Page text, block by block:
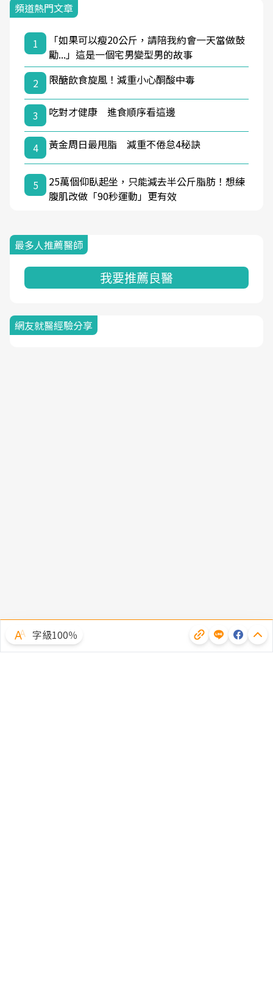
頻道熱門文章
1
「如果可以瘦20公斤，請陪我約會一天當做鼓
勵...」這是一個宅男變型男的故事
2
限醣飲食旋風！減重小心酮酸中毒
3 吃對才健康 進食順序看這邊
4 黃金周日最甩脂 減重不倦怠4秘訣
5
25萬個仰臥起坐，只能減去半公斤脂肪！想練
腹肌改做「90秒運動」更有效
最多人推薦醫師
我要推薦良醫
網友就醫經驗分享
字級100％